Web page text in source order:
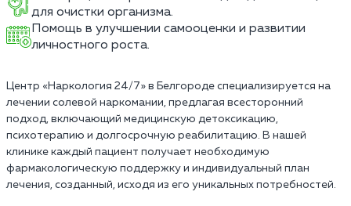
для очистки организма.
Помощь в улучшении самооценки и развитии
личностного роста.
Центр «Наркология 24/7» в Белгороде специализируется на
лечении солевой наркомании, предлагая всесторонний
подход, включающий медицинскую детоксикацию,
психотерапию и долгосрочную реабилитацию. В нашей
клинике каждый пациент получает необходимую
фармакологическую поддержку и индивидуальный план
лечения, созданный, исходя из его уникальных потребностей.